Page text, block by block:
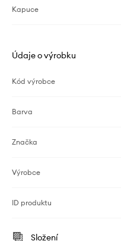
Kapuce
Údaje o výrobku
Kód výrobce
Barva
Značka
Výrobce
ID produktu
Složení